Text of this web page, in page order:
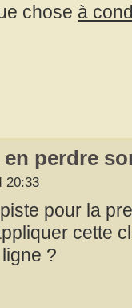
chose à
en perdre
20:33
pour la
cette
?